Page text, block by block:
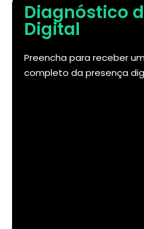
Diagnóstico
Digital
Preencha para receber
completo da presença